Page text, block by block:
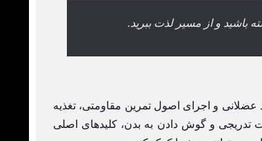
باشید و از مسیر لذت ببرید.
و اجرای اصول تمرین مقاومتی، تغذیه
تدریجی و گوش دادن به بدن، کلیدهای اصلی